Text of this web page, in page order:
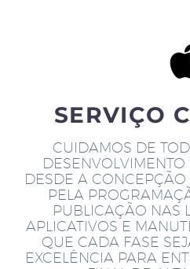
SERVIÇO
CUIDAMOS DE
DESDE A
PELA
PUBLICAÇÃO NAS
APLICATIVOS E
QUE CADA FASE
EXCELÊNCIA PARA